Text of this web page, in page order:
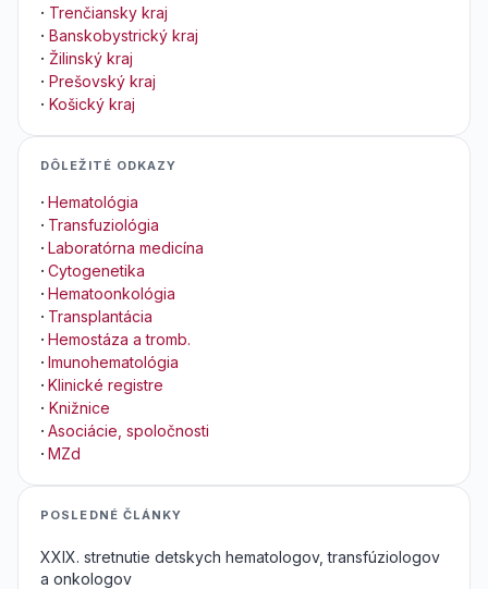
· Trenčiansky kraj
· Banskobystrický kraj
· Žilinský kraj
· Prešovský kraj
· Košický kraj
DÔLEŽITÉ ODKAZY
· Hematológia
· Transfuziológia
· Laboratórna medicína
· Cytogenetika
· Hematoonkológia
· Transplantácia
· Hemostáza a tromb.
· Imunohematológia
· Klinické registre
· Knižnice
· Asociácie, spoločnosti
· MZd
POSLEDNÉ ČLÁNKY
XXIX. stretnutie detskych hematologov, transfúziologov
a onkologov